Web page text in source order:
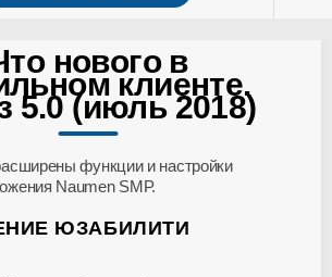
нового в
клиенте.
5.0 (июль 2018)
функции и настройки
Naumen SMP.
ЮЗАБИЛИТИ